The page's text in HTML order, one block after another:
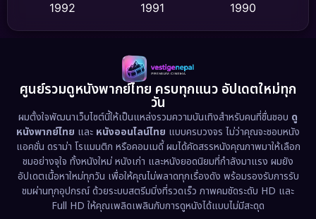
Detective สืบสวน (75)
Disaster (13)
Disney+ (5)
Documentary สารคดี (93)
Drama ดราม่า (1,490)
Dystopian (17)
1992
1991
1990
1989
1988
1986
1983
1978
1974
1962
ศูนย์รวมดูหนังพากย์ไทย ครบทุกแนว อัปเดตใหม่ทุก
วัน
ผมตั้งใจพัฒนาเว็บไซต์นี้ให้เป็นแหล่งรวมความบันเทิงสำหรับคนที่ชื่นชอบ ดู
หนังพากย์ไทย และ หนังออนไลน์ไทย แบบครบวงจร ไม่ว่าคุณจะชอบหนัง
แอคชั่น ดราม่า โรแมนติก หรือคอมเมดี้ ผมได้คัดสรรหนังคุณภาพมาให้เลือก
ชมอย่างจุใจ ทั้งหนังใหม่ หนังเก่า และหนังยอดนิยมที่กำลังมาแรง ผมยัง
อัปเดตเนื้อหาใหม่ทุกวัน เพื่อให้คุณไม่พลาดทุกเรื่องดัง พร้อมรองรับการรับ
ชมผ่านทุกอุปกรณ์ ด้วยระบบสตรีมมิ่งที่รวดเร็ว ภาพคมชัดระดับ HD และ
Full HD ให้คุณเพลิดเพลินกับการดูหนังได้แบบไม่มีสะดุด